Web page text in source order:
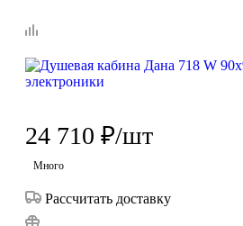
24 710 ₽/шт
Много
Рассчитать доставку